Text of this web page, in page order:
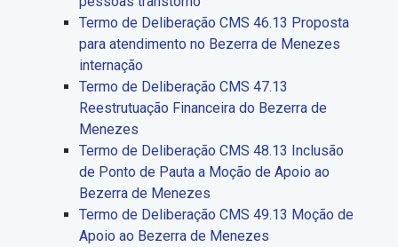
Termo de Deliberação CMS 46.13 Proposta
para atendimento no Bezerra de Menezes
internação
Termo de Deliberação CMS 47.13
Reestrutuação Financeira do Bezerra de
Menezes
Termo de Deliberação CMS 48.13 Inclusão
de Ponto de Pauta a Moção de Apoio ao
Bezerra de Menezes
Termo de Deliberação CMS 49.13 Moção de
Apoio ao Bezerra de Menezes